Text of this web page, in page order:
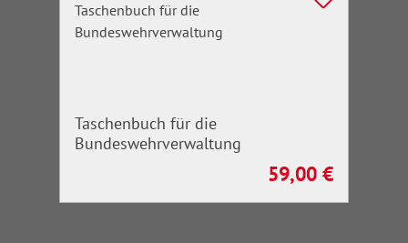
Taschenbuch für die
Bundeswehrverwaltung
Regulärer Preis:
59,00 €